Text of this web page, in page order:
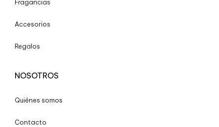
Fragancias
Accesorios
Regalos
NOSOTROS
Quiénes somos
Contacto